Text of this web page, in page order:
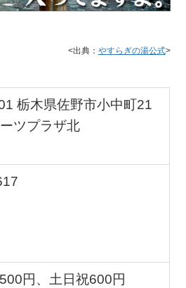
<出典： やすらぎの湯公式>
栃木県佐野市小中町21
ツプラザ北
円、土日祝600円